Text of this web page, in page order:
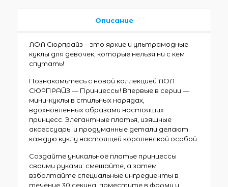
Описание
ЛОЛ Сюрпрайз – это яркие и ультрамодные
куклы для девочек, которые нельзя ни с кем
спутать!
Познакомьтесь с новой коллекцией ЛОЛ
СЮРПРАЙЗ — Принцессы! Впервые в серии —
мини-куклы в стильных нарядах,
вдохновлённых образами настоящих
принцесс. Элегантные платья, изящные
аксессуары и продуманные детали делают
каждую куклу настоящей королевской особой.
Создайте уникальное платье принцессы
своими руками: смешайте, а затем
взболтайте специальные ингредиенты в
течение 30 секунд, поместите в форму и